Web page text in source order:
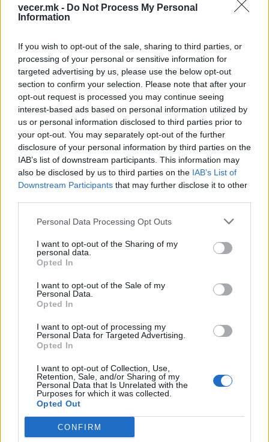
vecer.mk - Do Not Process My Personal
Information
If you wish to opt-out of the sale, sharing to third parties, or
processing of your personal or sensitive information for
targeted advertising by us, please use the below opt-out
section to confirm your selection. Please note that after your
opt-out request is processed you may continue seeing
interest-based ads based on personal information utilized by
us or personal information disclosed to third parties prior to
your opt-out. You may separately opt-out of the further
disclosure of your personal information by third parties on the
IAB’s list of downstream participants. This information may
also be disclosed by us to third parties on the IAB’s List of
Downstream Participants that may further disclose it to other
Personal Data Processing Opt Outs
I want to opt-out of the Sharing of my
personal data.
Opted In
I want to opt-out of the Sale of my
Personal Data.
Opted In
I want to opt-out of processing my
Personal Data for Targeted Advertising.
Opted In
I want to opt-out of Collection, Use,
Retention, Sale, and/or Sharing of my
Personal Data that Is Unrelated with the
Purposes for which it was collected.
Opted Out
CONFIRM
знаци за економско приклучување кон Европа.
Следната голема станица за регионот е
на 5 јуни во Подгорица. Од овој собир се
очекува силна потврда на европската иднина
на Балканот, но и потсетување дека членството
бара политичка посветеност која може да се
провери преку реални резултати на терен.
© Vecer.mk, правата за текстот се на редакцијата
„НЕ ВЕРУВАМ ДЕКА ВОЈНАТА ВО
УКРАИНА БРЗО ЌЕ ЗАВРШИ“, кажа
Вучиќ : Со Зеленски не
разговаравме за воена соработка
собранието: КУРТИ ГАЃАН СО ЈАЈЦА
НАЈЧИТАНИ ВО ПОСЛЕДНИ 7 ДЕНА
СЕ СПРЕМА МЕТЕОРОЛОШКИ
ХАОС ЗА ЗИМАТА 2026/2027
УЛЦИЊ Е АЛБАНСКИ, ЌЕ ГО
ОСЛОБОДИМЕ- Скандалозна
објава на вицепремиерот на
ТЕМПЕРАТУРАТА ВО СРЕДА ЌЕ
БИДЕ ЗА НА ЛЕКАР, а потоа...